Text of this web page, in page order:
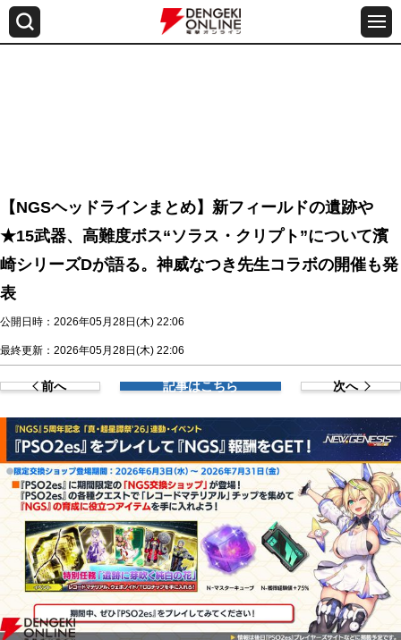
【NGSヘッドラインまとめ】新フィールドの遺跡や
★15武器、高難度ボス“ソラス・クリプト”について濱
崎シリーズDが語る。神威なつき先生コラボの開催も発
表
公開日時：2026年05月28日(木) 22:06
最終更新：2026年05月28日(木) 22:06
前へ 記事はこちら 次へ